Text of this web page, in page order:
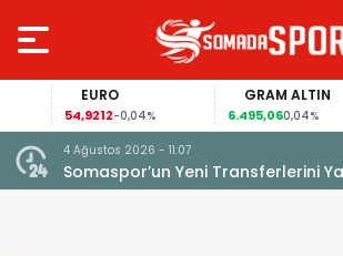
EURO
54,9212-0,04%
GRAM ALTIN
6.495,060,04%
4 Ağustos 2026 - 11:07
Somaspor’un Yeni Transferlerini